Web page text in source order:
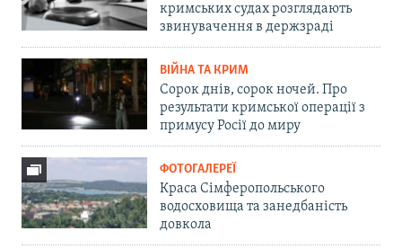
кримських судах розглядають
звинувачення в держзраді
ВІЙНА ТА КРИМ
Сорок днів, сорок ночей. Про
результати кримської операції з
примусу Росії до миру
ФОТОГАЛЕРЕЇ
Краса Сімферопольського
водосховища та занедбаність
довкола